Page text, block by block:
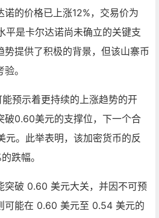
的价格已上涨12%，交易价为
平是卡尔达诺尚未确立的关键支
势提供了积极的背景，但该山寨币
。
预示着更持续的上涨趋势的开
破0.60美元的支撑位，下一个合
元。此举表明，该加密货币的反
跌幅。
突破 0.60 美元大关，并因不可预
可能在 0.60 美元至 0.54 美元的